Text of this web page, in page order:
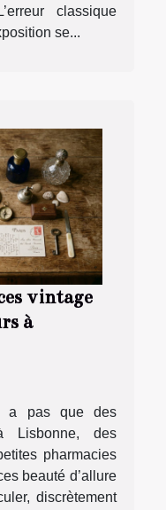
classique
se...
vintage
à
a pas que des
Lisbonne, des
pharmacies
beauté d’allure
discrètement